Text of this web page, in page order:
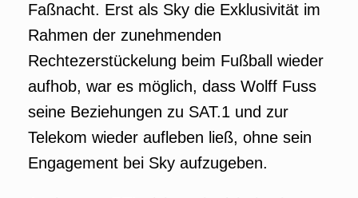
Faßnacht. Erst als Sky die Exklusivität im
Rahmen der zunehmenden
Rechtezerstückelung beim Fußball wieder
aufhob, war es möglich, dass Wolff Fuss
seine Beziehungen zu SAT.1 und zur
Telekom wieder aufleben ließ, ohne sein
Engagement bei Sky aufzugeben.